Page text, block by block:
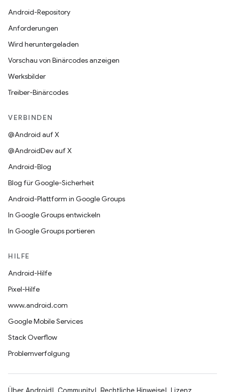
Android-Repository
Anforderungen
Wird heruntergeladen
Vorschau von Binärcodes anzeigen
Werksbilder
Treiber-Binärcodes
VERBINDEN
@Android auf X
@AndroidDev auf X
Android-Blog
Blog für Google-Sicherheit
Android-Plattform in Google Groups
In Google Groups entwickeln
In Google Groups portieren
HILFE
Android-Hilfe
Pixel-Hilfe
www.android.com
Google Mobile Services
Stack Overflow
Problemverfolgung